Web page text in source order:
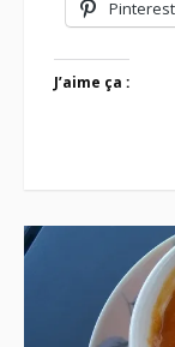
Pinterest
J’aime ça :